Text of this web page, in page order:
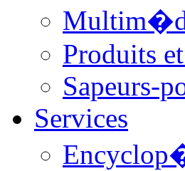
Produits
Sapeurs-
Services